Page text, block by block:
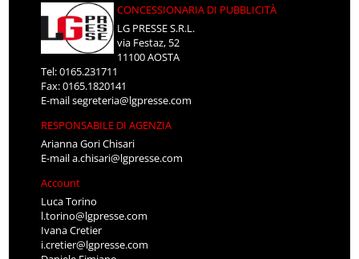
CONCESSIONARIA DI PUBBLICITÀ
LG PRESSE S.R.L.
via Festaz, 52
11100 AOSTA
Tel: 0165.231711
Fax: 0165.1820141
E-mailsegreteria@lgpresse.com
RESPONSABILE DI AGENZIA
Arianna Gori Chisari
E-maila.chisari@lgpresse.com
Account
Luca Torino
l.torino@lgpresse.com
Ivana Cretier
i.cretier@lgpresse.com